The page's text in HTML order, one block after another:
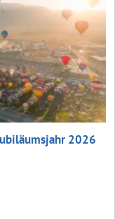
2026